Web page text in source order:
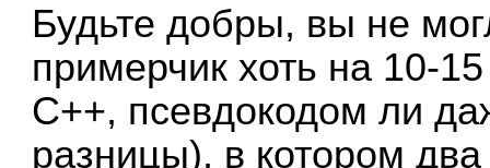
Будьте добры, вы не
примерчик хоть на 10-
С++, псевдокодом ли
разницы), в котором